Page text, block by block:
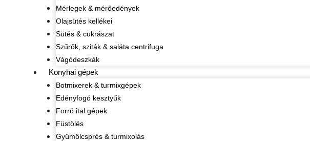
Mérlegek & mérőedények
Olajsütés kellékei
Sütés & cukrászat
Szűrők, sziták & saláta centrifuga
Vágódeszkák
Konyhai gépek
Botmixerek & turmixgépek
Edényfogó kesztyűk
Forró ital gépek
Füstölés
Gyümölcsprés & turmixolás